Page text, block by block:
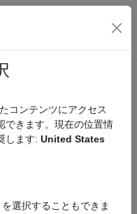
ゲーション メ
ましたか？
コンテンツにアクセス
できます。現在の位置情
します: United States
選択することもできま